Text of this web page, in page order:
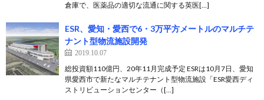
倉庫で、医薬品の適切な流通に関する英医[…]
ESR、愛知・愛西で6・3万平方メートルのマルチテ
ナント型物流施設開発
2019.10.07
総投資額110億円、20年11月完成予定 ESRは10月7日、愛知
県愛西市で新たなマルチテナント型物流施設「ESR愛西ディ
ストリビューションセンター（[…]